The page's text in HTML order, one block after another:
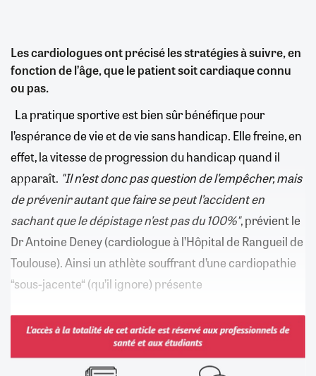
Les cardiologues ont précisé les stratégies à suivre, en
fonction de l’âge, que le patient soit cardiaque connu
ou pas.
La pratique sportive est bien sûr bénéfique pour
l’espérance de vie et de vie sans handicap. Elle freine, en
effet, la vitesse de progression du handicap quand il
apparaît. "Il n’est donc pas question de l’empêcher, mais
de prévenir autant que faire se peut l’accident en
sachant que le dépistage n’est pas du 100%", prévient le
Dr Antoine Deney (cardiologue à l’Hôpital de Rangueil de
Toulouse). Ainsi un athlète souffrant d’une cardiopathie
“sous-jacente“ (qu’il ignore) présente